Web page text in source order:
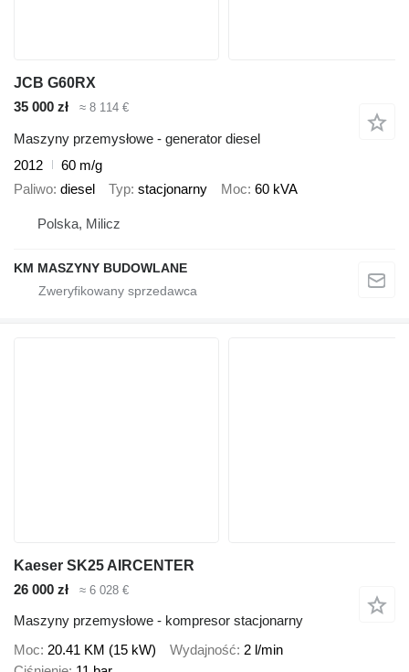
JCB G60RX
35 000 zł
≈ 8 114 €
Maszyny przemysłowe - generator diesel
2012
60 m/g
Paliwo diesel Typ stacjonarny Moc 60 kVA
Polska, Milicz
KM MASZYNY BUDOWLANE
Kaeser SK25 AIRCENTER
26 000 zł
≈ 6 028 €
Maszyny przemysłowe - kompresor stacjonarny
Moc 20.41 KM (15 kW) Wydajność 2 l/min